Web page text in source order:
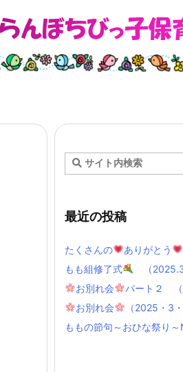
最近の投稿
たくさんの ありがとう
もも組修了式
（
お別れ会
パート２ （
お別れ会
（2025・3・
ももの節句～おひな祭り